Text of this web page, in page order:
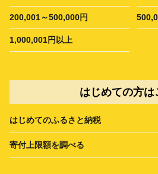
200,001～500,000円
1,000,001円以上
はじめての方は
はじめてのふるさと納税
寄付上限額を調べる